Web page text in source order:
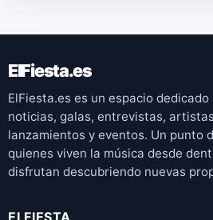
ElFiesta.es
ElFiesta.es es un espacio
noticias, galas, entrevistas,
lanzamientos y eventos. Un punto
quienes viven la música desde
disfrutan descubriendo nuevas
ELFIESTA